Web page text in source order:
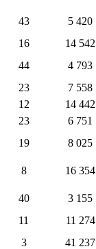
43 5 420
16 14 542
44 4 793
23 7 558
12 14 442
23 6 751
19 8 025
8 16 354
40 3 155
11 11 274
3 41 237